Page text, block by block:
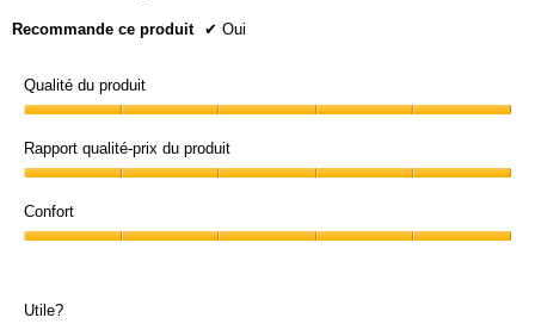
Recommande ce produit ✔ Oui
Qualité du produit
du
produit,
sur
5
Rapport qualité-prix du produit
qualité-
prix
5
Confort
5
Utile?